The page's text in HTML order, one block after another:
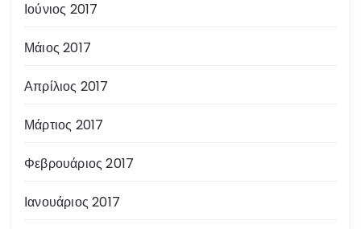
Ιούνιος 2017
Μάιος 2017
Απρίλιος 2017
Μάρτιος 2017
Φεβρουάριος 2017
Ιανουάριος 2017